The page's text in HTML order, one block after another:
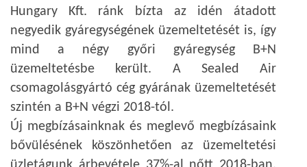
Hungary Kft. ránk bízta az idén átadott
negyedik gyáregységének üzemeltetését is, így
mind a négy győri gyáregység B+N
üzemeltetésbe került. A Sealed Air
csomagolásgyártó cég gyárának üzemeltetését
szintén a B+N végzi 2018-tól.
Új megbízásainknak és meglevő megbízásaink
bővülésének köszönhetően az üzemeltetési